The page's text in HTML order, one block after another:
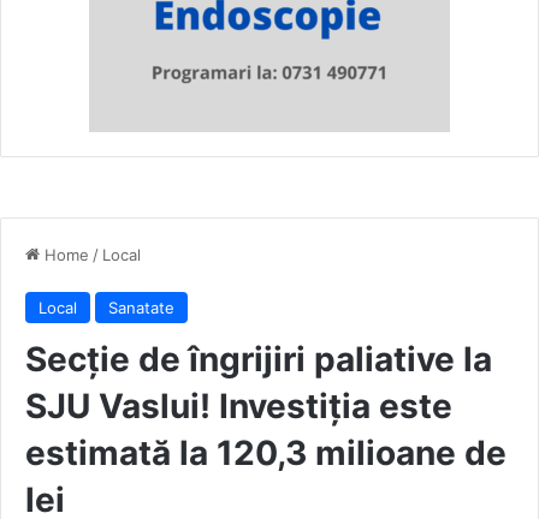
Home / Local
Local Sanatate
Secție de îngrijiri paliative la
SJU Vaslui! Investiția este
estimată la 120,3 milioane de
lei